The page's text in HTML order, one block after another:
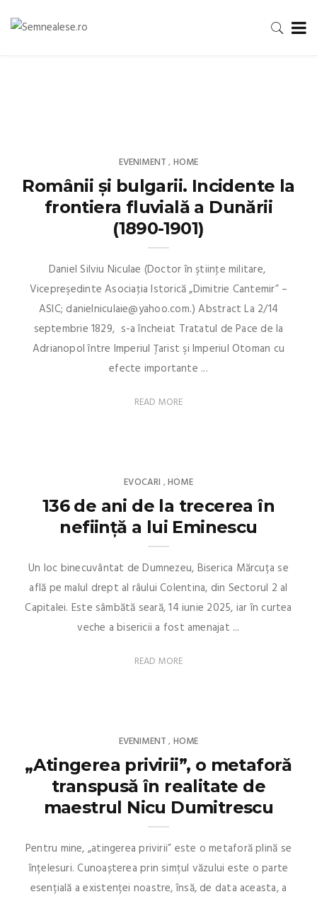
EVENIMENT , HOME
Românii și bulgarii. Incidente la
frontiera fluvială a Dunării
(1890-1901)
Daniel Silviu Niculae (Doctor în ştiinţe militare,
Vicepreşedinte Asociaţia Istorică „Dimitrie Cantemir” –
ASIC; danielniculaie@yahoo.com.) Abstract La 2/14
septembrie 1829, s-a încheiat Tratatul de Pace de la
Adrianopol între Imperiul Ţarist şi Imperiul Otoman cu
efecte importante ...
READ MORE
EVOCARI ,HOME
136 de ani de la trecerea în
neființă a lui Eminescu
Un loc binecuvântat de Dumnezeu, Biserica Mărcuța se
află pe malul drept al râului Colentina, din Sectorul 2 al
Capitalei. Este sâmbătă seară, 14 iunie 2025, iar în curtea
veche a bisericii a fost amenajat ...
READ MORE
EVENIMENT , HOME
„Atingerea privirii”, o metaforă
transpusă în realitate de
maestrul Nicu Dumitrescu
Pentru mine, „atingerea privirii” este o metaforă plină se
înțelesuri. Cunoașterea prin simțul văzului este o parte
esențială a existenței noastre, însă, de data aceasta, a